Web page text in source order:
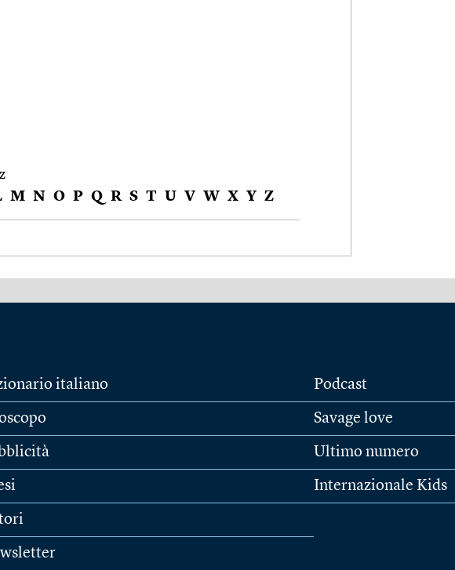
M N O P Q R S T U V W X Y Z
italiano Podcast
Savage love
Ultimo numero
Internazionale Kids